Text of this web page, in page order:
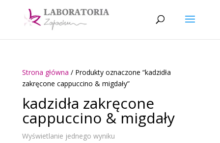
Strona główna / Produkty oznaczone “kadzidła
zakręcone cappuccino & migdały”
kadzidła zakręcone
cappuccino & migdały
Wyświetlanie jednego wyniku